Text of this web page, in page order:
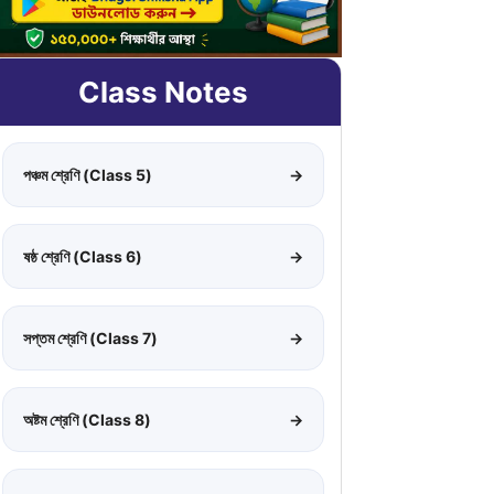
Class Notes
পঞ্চম শ্রেণি (Class 5) →
ষষ্ঠ শ্রেণি (Class 6) →
সপ্তম শ্রেণি (Class 7) →
অষ্টম শ্রেণি (Class 8) →